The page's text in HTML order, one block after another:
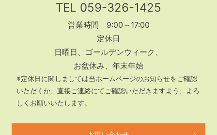
TEL 059-326-1425
営業時間 9:00～17:00
定休日
日曜日、ゴールデンウィーク、
お盆休み、年末年始
※定休日に関しましては当ホームページのお知らせをご確認
いただくか、 直接ご連絡にてご確認いただきますよう、よろ
しくお願いいたします。